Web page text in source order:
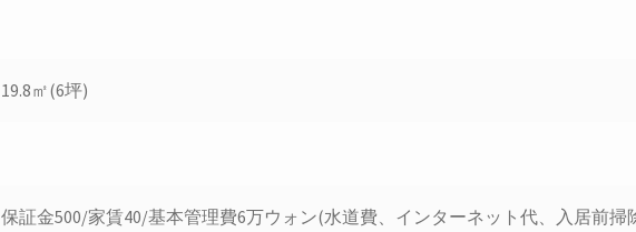
19.8㎡(6坪)
保証金500/家賃40/基本管理費6万ウォン(水道費、インターネット代、入居前掃